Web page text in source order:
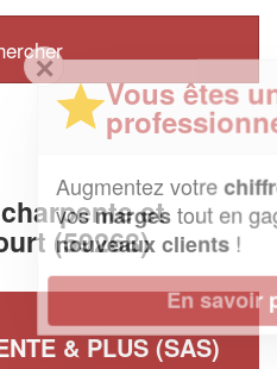
et
(59268)
& PLUS (SAS)
êtes un
?
votrechiffre d'affaireset
tout en gagnant de
!
En savoir plus